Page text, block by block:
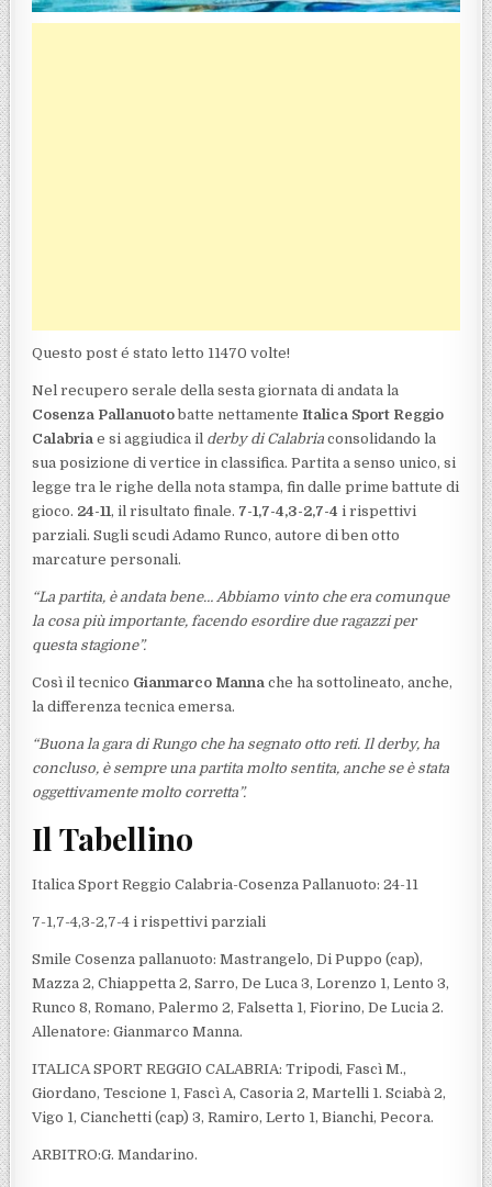
Questo post é stato letto 11470 volte!
Nel recupero serale della sesta giornata di andata la
Cosenza Pallanuotobatte nettamenteItalica Sport Reggio
Calabria e si aggiudica il derby di Calabria consolidando la
sua posizione di vertice in classifica. Partita a senso unico, si
legge tra le righe della nota stampa, fin dalle prime battute di
gioco. 24-11, il risultato finale. 7-1,7-4,3-2,7-4 i rispettivi
parziali. Sugli scudi Adamo Runco, autore di ben otto
marcature personali.
“La partita, è andata bene… Abbiamo vinto che era comunque
la cosa più importante, facendo esordire due ragazzi per
questa stagione”.
Così il tecnico Gianmarco Manna che ha sottolineato, anche,
la differenza tecnica emersa.
“Buona la gara di Rungo che ha segnato otto reti. Il derby, ha
concluso, è sempre una partita molto sentita, anche se è stata
oggettivamente molto corretta”.
Il Tabellino
Italica Sport Reggio Calabria-Cosenza Pallanuoto: 24-11
7-1,7-4,3-2,7-4 i rispettivi parziali
Smile Cosenza pallanuoto: Mastrangelo, Di Puppo (cap),
Mazza 2, Chiappetta 2, Sarro, De Luca 3, Lorenzo 1, Lento 3,
Runco 8, Romano, Palermo 2, Falsetta 1, Fiorino, De Lucia 2.
Allenatore: Gianmarco Manna.
ITALICA SPORT REGGIO CALABRIA: Tripodi, Fascì M.,
Giordano, Tescione 1, Fascì A, Casoria 2, Martelli 1. Sciabà 2,
Vigo 1, Cianchetti (cap) 3, Ramiro, Lerto 1, Bianchi, Pecora.
ARBITRO:G. Mandarino.